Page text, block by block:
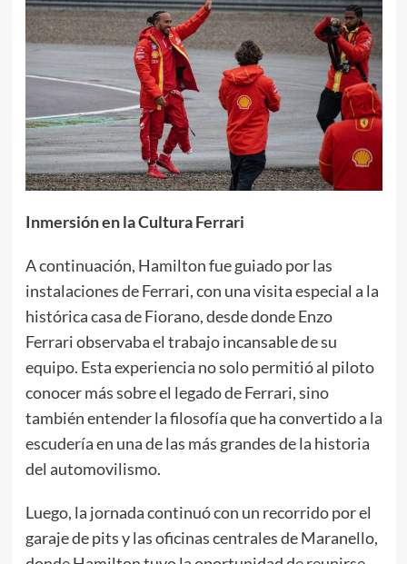
Inmersión en la Cultura Ferrari
A continuación, Hamilton fue guiado por las
instalaciones de Ferrari, con una visita especial a la
histórica casa de Fiorano, desde donde Enzo
Ferrari observaba el trabajo incansable de su
equipo. Esta experiencia no solo permitió al piloto
conocer más sobre el legado de Ferrari, sino
también entender la filosofía que ha convertido a la
escudería en una de las más grandes de la historia
del automovilismo.
Luego, la jornada continuó con un recorrido por el
garaje de pits y las oficinas centrales de Maranello,